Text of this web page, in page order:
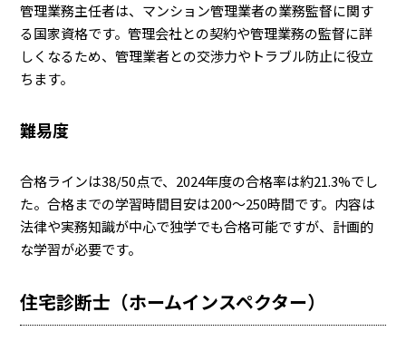
管理業務主任者は、マンション管理業者の業務監督に関す
る国家資格です。管理会社との契約や管理業務の監督に詳
しくなるため、管理業者との交渉力やトラブル防止に役立
ちます。
難易度
合格ラインは38/50点で、2024年度の合格率は約21.3%でし
た。合格までの学習時間目安は200〜250時間です。内容は
法律や実務知識が中心で独学でも合格可能ですが、計画的
な学習が必要です。
住宅診断士（ホームインスペクター）